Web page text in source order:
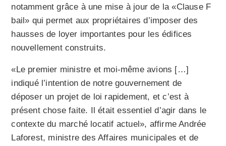
notamment grâce à une mise à jour de la «Clause F
bail» qui permet aux propriétaires d’imposer des
hausses de loyer importantes pour les édifices
nouvellement construits.
«Le premier ministre et moi-même avions […]
indiqué l’intention de notre gouvernement de
déposer un projet de loi rapidement, et c’est à
présent chose faite. Il était essentiel d’agir dans le
contexte du marché locatif actuel», affirme Andrée
Laforest, ministre des Affaires municipales et de